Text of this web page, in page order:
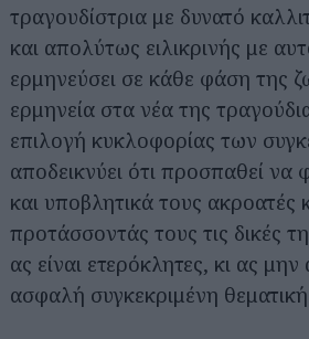
τραγουδίστρια με δυνατό
και απολύτως ειλικρινής με
ερμηνεύσει σε κάθε φάση της
ερμηνεία στα νέα της
επιλογή κυκλοφορίας των
αποδεικνύει ότι προσπαθεί
και υποβλητικά τους ακροατές
προτάσσοντάς τους τις δικές
ας είναι ετερόκλητες, κι ας
ασφαλή συγκεκριμένη